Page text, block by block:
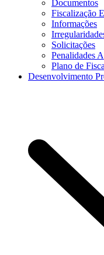
Documentos
Fiscalização
Informações
Solicitações
Penalidades
Plano de
Desenvolvimento